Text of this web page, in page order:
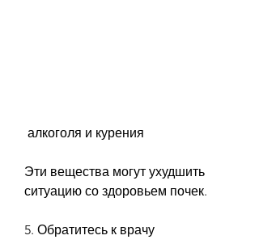
алкоголя и курения
Эти вещества могут ухудшить
ситуацию со здоровьем почек.
5. Обратитесь к врачу